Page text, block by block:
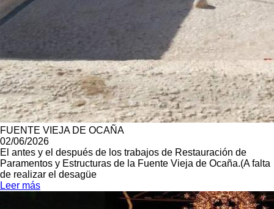
FUENTE VIEJA DE OCAÑA
02/06/2026
El antes y el después de los trabajos de Restauración de
Paramentos y Estructuras de la Fuente Vieja de Ocaña.(A falta
de realizar el desagüe
Leer más